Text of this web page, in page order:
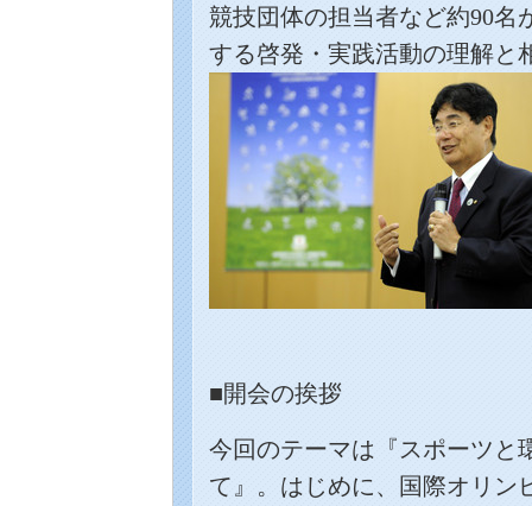
競技団体の担当者など約90名
する啓発・実践活動の理解と
■開会の挨拶
今回のテーマは『スポーツと
て』。はじめに、国際オリン